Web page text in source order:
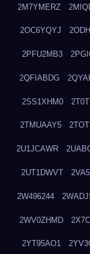
2M7YMERZ
2OC6YQYJ
2PFU2MB3
2QFIABDG
2SS1XHM0
2TMUAAY5
2U1JCAWR
2UT1DWVT
2W496244
2WV0ZHMD
2YT95AO1